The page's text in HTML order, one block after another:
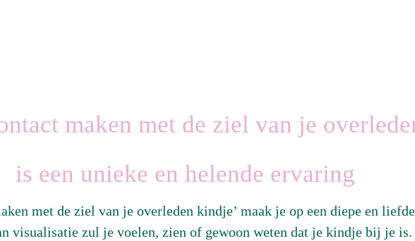
maken met de ziel van je
is een unieke en helende ervaring
met de ziel van je overleden kindje’ maak je op een diepe en
visualisatie zul je voelen, zien of gewoon weten dat je kindje bij je is.